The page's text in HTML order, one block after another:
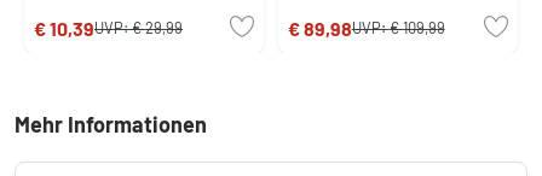
€ 10,39UVP:€ 29,99 € 89,98UVP:€ 109,99
Mehr Informationen